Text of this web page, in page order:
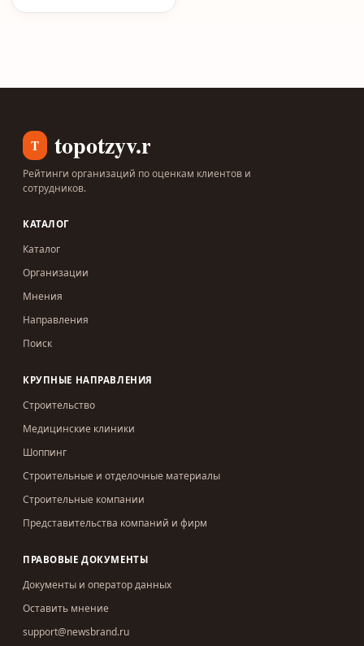
T topotzyv.ru
Рейтинги организаций по оценкам клиентов и
сотрудников.
КАТАЛОГ
Каталог
Организации
Мнения
Направления
Поиск
КРУПНЫЕ НАПРАВЛЕНИЯ
Строительство
Медицинские клиники
Шоппинг
Строительные и отделочные материалы
Строительные компании
Представительства компаний и фирм
ПРАВОВЫЕ ДОКУМЕНТЫ
Документы и оператор данных
Оставить мнение
support@newsbrand.ru